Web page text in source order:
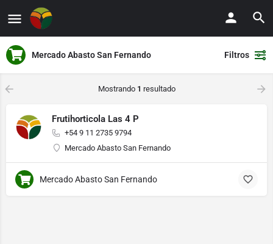
Mercado Abasto San Fernando Filtros
Mostrando 1 resultado
Frutihorticola Las 4 P
+54 9 11 2735 9794
Mercado Abasto San Fernando
Mercado Abasto San Fernando